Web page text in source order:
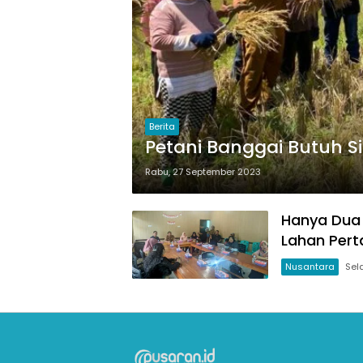
Berita
Petani Banggai Butuh
Rabu, 27 September 2023
Hanya
Lahan
Nusantara